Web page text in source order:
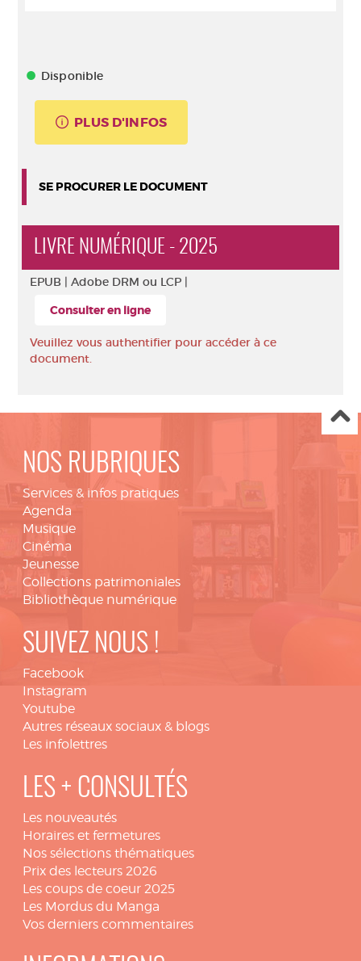
Disponible
PLUS D'INFOS
SE PROCURER LE DOCUMENT
LIVRE NUMÉRIQUE - 2025
EPUB | Adobe DRM ou LCP |
Consulter en ligne
Veuillez vous authentifier pour accéder à ce
document.
NOS RUBRIQUES
Services & infos pratiques
Agenda
Musique
Cinéma
Jeunesse
Collections patrimoniales
Bibliothèque numérique
SUIVEZ NOUS !
Facebook
Instagram
Youtube
Autres réseaux sociaux & blogs
Les infolettres
LES + CONSULTÉS
Les nouveautés
Horaires et fermetures
Nos sélections thématiques
Prix des lecteurs 2026
Les coups de coeur 2025
Les Mordus du Manga
Vos derniers commentaires